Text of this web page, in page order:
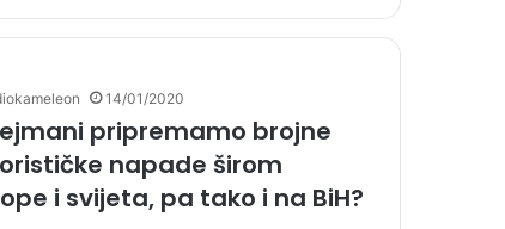
14/01/2020
pripremamo brojne
napade širom
i svijeta, pa tako i na BiH?